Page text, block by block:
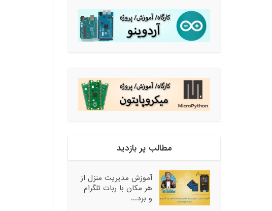
مطالب پر بازدید
آموزش مدیریت منزل از
هر مکان با ربات تلگرام
و برد...